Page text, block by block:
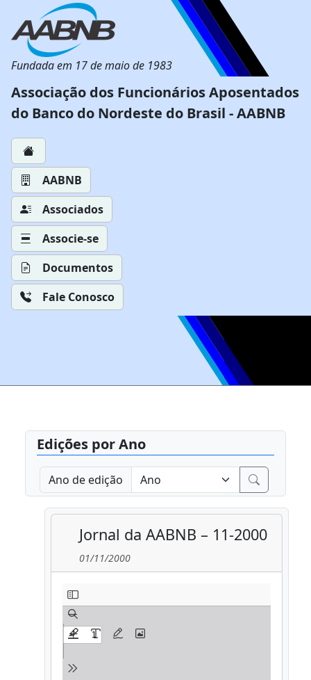
Fundada em 17 de maio de 1983
Associação dos Funcionários Aposentados
do Banco do Nordeste do Brasil - AABNB
AABNB
Associados
Associe-se
Documentos
Fale Conosco
Edições por Ano
Ano de edição
Jornal da AABNB – 11-2000
01/11/2000